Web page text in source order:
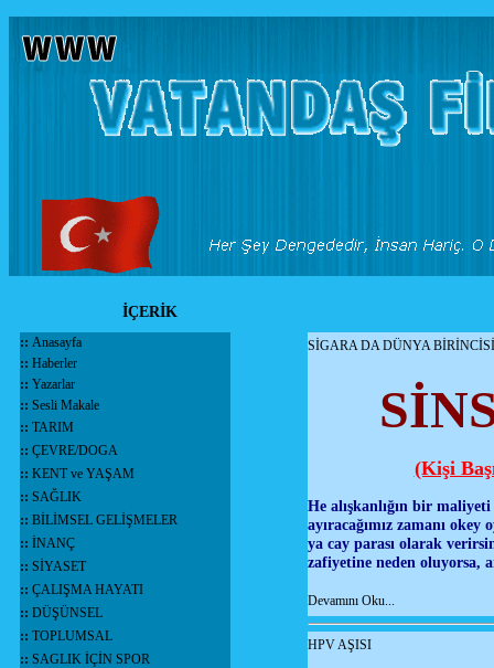
İÇERİK
:: Anasayfa
:: Haberler
:: Yazarlar
:: Sesli Makale
:: TARIM
:: ÇEVRE/DOGA
:: KENT ve YAŞAM
:: SAĞLIK
:: BİLİMSEL GELİŞMELER
:: İNANÇ
:: SİYASET
:: ÇALIŞMA HAYATI
:: DÜŞÜNSEL
:: TOPLUMSAL
:: SAGLIK İÇİN SPOR
SİGARA DA DÜNYA
(Kişi
He alışkanlığın bir
ayıracağımız zamanı okey
ya cay parası olarak
zafiyetine neden oluyorsa,
Devamını Oku...
HPV AŞISI